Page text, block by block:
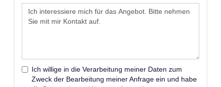
Ich willige in die Verarbeitung meiner Daten zum
Zweck der Bearbeitung meiner Anfrage ein und habe